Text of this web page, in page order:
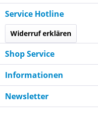
Service Hotline
Widerruf erklären
Shop Service
Informationen
Newsletter